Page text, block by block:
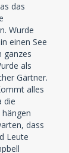
das
Wurde
einen See
ganzes
als
Gärtner.
alles
die
dass
Leute